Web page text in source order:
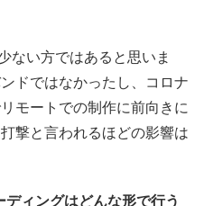
ない方ではあると思いま
ドではなかったし、コロナ
モートでの制作に前向きに
撃と言われるほどの影響は
ィングはどんな形で行う